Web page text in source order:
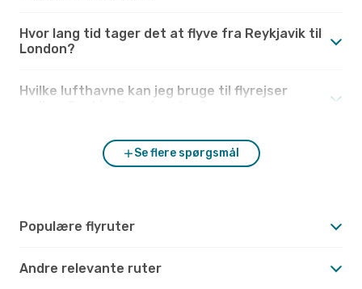
Hvor lang tid tager det at flyve fra Reykjavik til
London?
Hvilke lufthavne kan jeg bruge til flyrejser
Se flere spørgsmål
Populære flyruter
Andre relevante ruter